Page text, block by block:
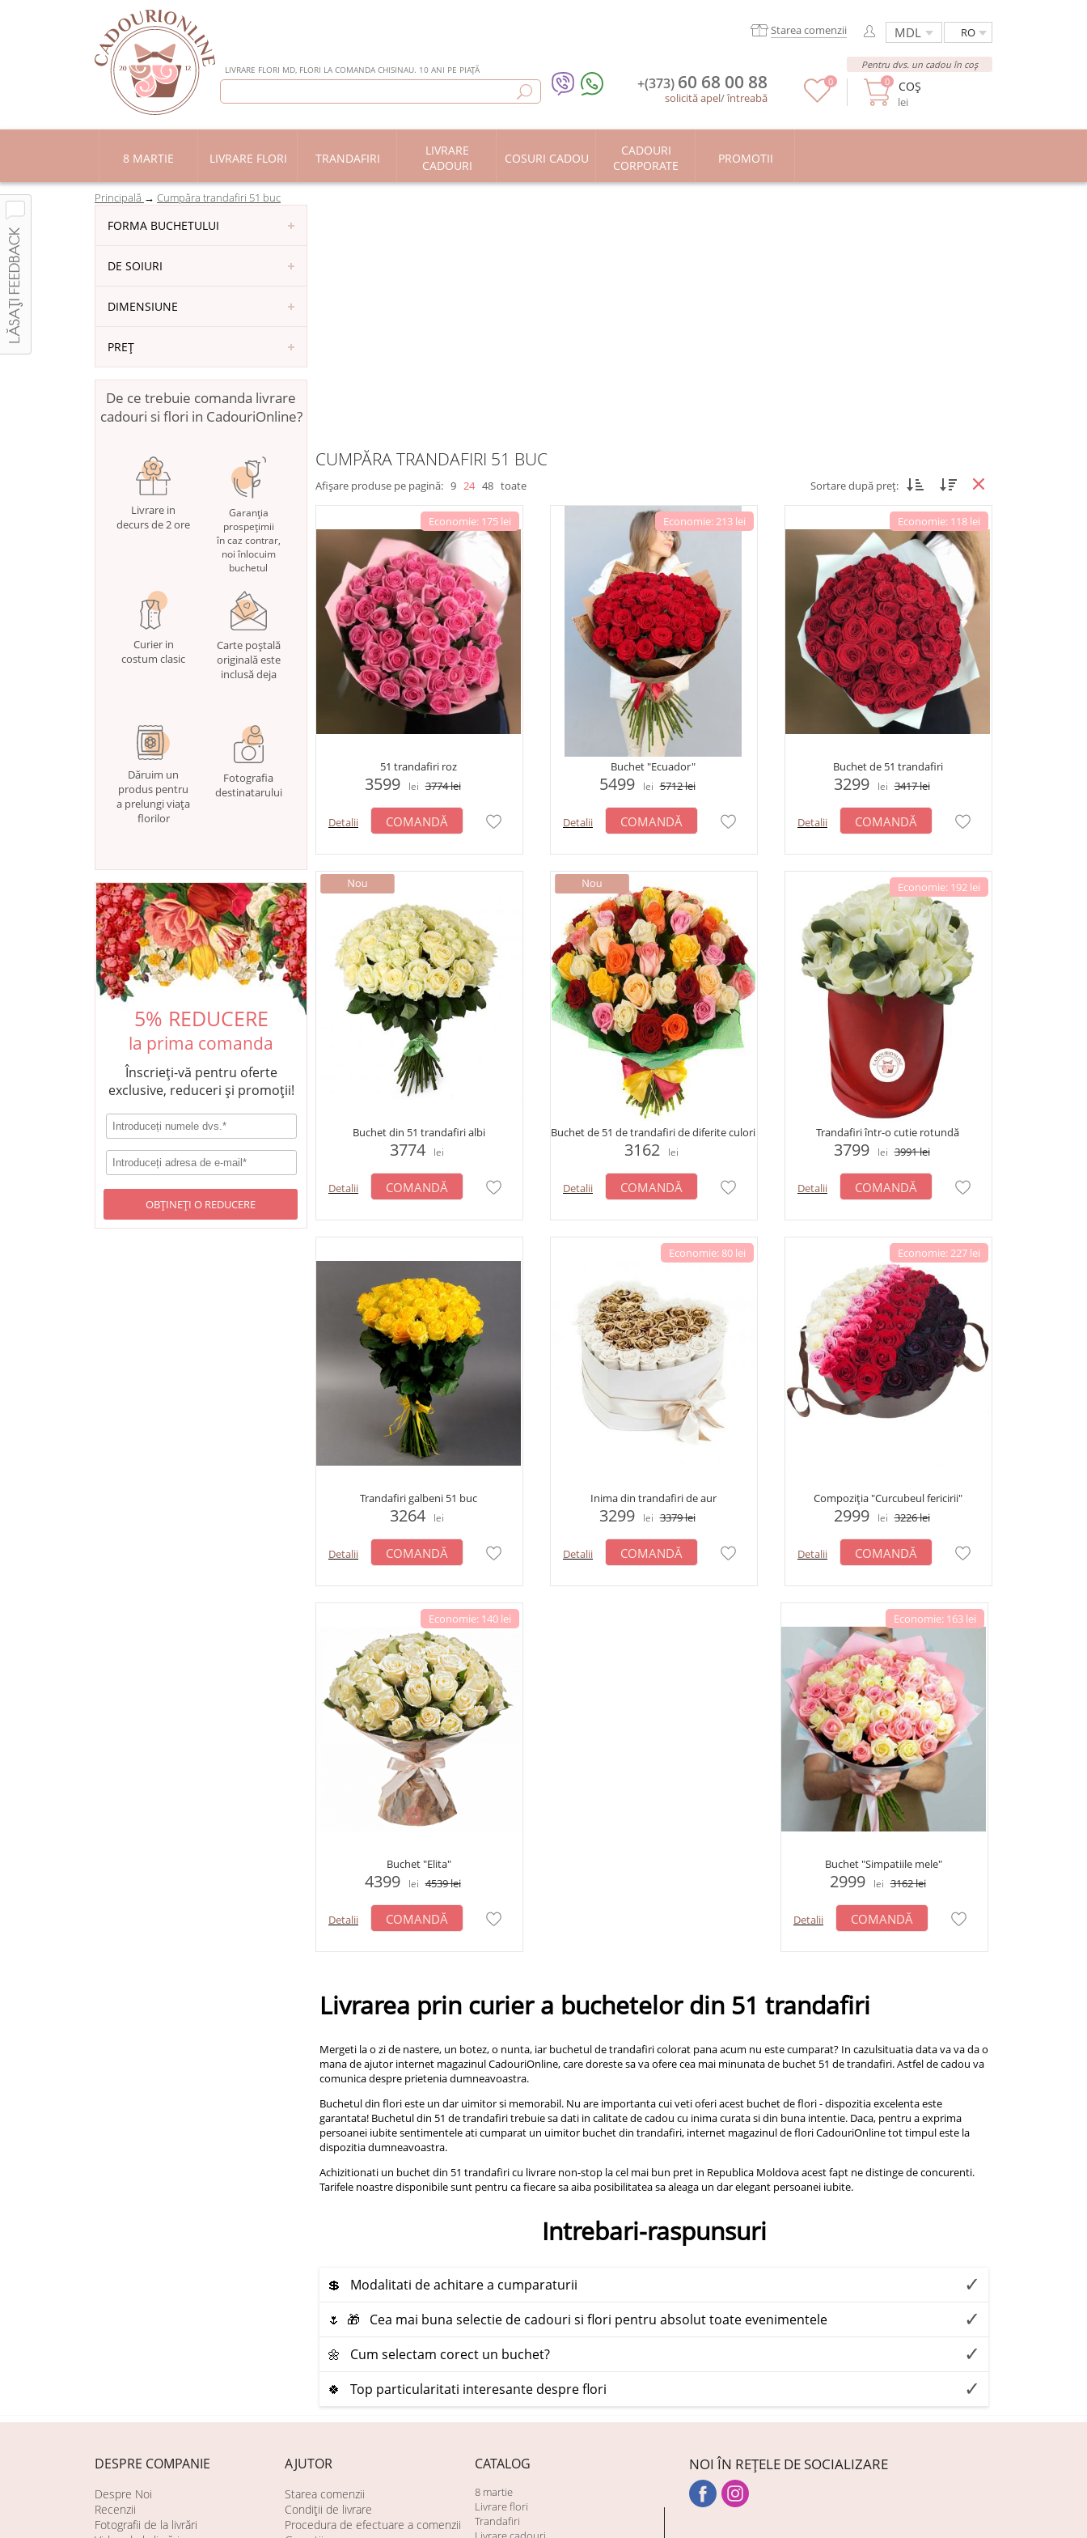
LIVRARE FLORI MD, FLORI LA COMANDA CHISINAU. 10 ANI PE PIAȚĂ
RO
Starea comenzii
COȘ
lei
0
Pentru dvs. un cadou în coș
0
+(373) 60 68 00 88
solicită apel/întreabă
8 MARTIE LIVRARE FLORI TRANDAFIRI
LIVRARE
CADOURI
COSURI CADOU
CADOURI
CORPORATE
PROMOTII
Principală Cumpăra trandafiri 51 buc
FORMA BUCHETULUI
DE SOIURI
DIMENSIUNE
PREȚ
De ce trebuie comanda livrare
cadouri si flori in CadouriOnline?
Livrare in
decurs de 2 ore
Garanția
prospețimii
în caz contrar,
noi înlocuim
buchetul
Curier in
costum clasic
Carte poștală
originală este
inclusă deja
Dăruim un
produs pentru
a prelungi viața
florilor
Fotografia
destinatarului
5% REDUCERE
la prima comanda
Înscrieți-vă pentru oferte
exclusive, reduceri și promoții!
OBȚINEȚI O REDUCERE
CUMPĂRA TRANDAFIRI 51 BUC
Afișare produse pe pagină: 9 24 48 toate Sortare după preț:
Economie: 175 lei
51 trandafiri roz
3599 lei 3774lei
Detalii COMANDĂ
Economie: 213 lei
Buchet "Ecuador"
5499 lei 5712lei
Detalii COMANDĂ
Economie: 118 lei
Buchet de 51 trandafiri
3299 lei 3417lei
Detalii COMANDĂ
Buchet din 51 trandafiri albi
3774 lei
Detalii COMANDĂ
Buchet de 51 de trandafiri de diferite culori
3162 lei
Detalii COMANDĂ
Economie: 192 lei
Trandafiri într-o cutie rotundă
3799 lei 3991lei
Detalii COMANDĂ
Trandafiri galbeni 51 buc
3264 lei
Detalii COMANDĂ
Economie: 80 lei
Inima din trandafiri de aur
3299 lei 3379lei
Detalii COMANDĂ
Economie: 227 lei
Compoziția "Curcubeul fericirii"
2999 lei 3226lei
Detalii COMANDĂ
Economie: 140 lei
Buchet "Elita"
4399 lei 4539lei
Detalii COMANDĂ
Economie: 163 lei
Buchet "Simpatiile mele"
2999 lei 3162lei
Detalii COMANDĂ
Livrarea prin curier a buchetelor din 51 trandafiri
Mergeti la o zi de nastere, un botez, o nunta, iar buchetul de trandafiri colorat pana acum nu este cumparat? In cazulsituatia data va va da o
mana de ajutor internet magazinul CadouriOnline, care doreste sa va ofere cea mai minunata de buchet 51 de trandafiri. Astfel de cadou va
comunica despre prietenia dumneavoastra.
Buchetul din flori este un dar uimitor si memorabil. Nu are importanta cui veti oferi acest buchet de flori - dispozitia excelenta este
garantata! Buchetul din 51 de trandafiri trebuie sa dati in calitate de cadou cu inima curata si din buna intentie. Daca, pentru a exprima
persoanei iubite sentimentele ati cumparat un uimitor buchet din trandafiri, internet magazinul de flori CadouriOnline tot timpul este la
dispozitia dumneavoastra.
Achizitionati un buchet din 51 trandafiri cu livrare non-stop la cel mai bun pret in Republica Moldova acest fapt ne distinge de concurenti.
Tarifele noastre disponibile sunt pentru ca fiecare sa aiba posibilitatea sa aleaga un dar elegant persoanei iubite.
Intrebari-raspunsuri
💲 Modalitati de achitare a cumparaturii
🌷 🎁 Cea mai buna selectie de cadouri si flori pentru absolut toate evenimentele
🌼 Cum selectam corect un buchet?
🍀 Top particularitati interesante despre flori
DESPRE COMPANIE
Despre Noi
Recenzii
Fotografii de la livrări
AJUTOR
Starea comenzii
Condiții de livrare
Procedura de efectuare a comenzii
CATALOG
8 martie
Livrare flori
Trandafiri
NOI ÎN REȚELE DE SOCIALIZARE